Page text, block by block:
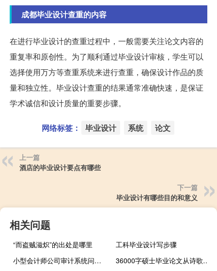
成都毕业设计查重的内容
在进行毕业设计的查重过程中，一般需要关注论文内容的
重复率和原创性。为了顺利通过毕业设计审核，学生可以
选择使用万方等查重系统来进行查重，确保设计作品的质
量和独立性。毕业设计查重的结果通常准确快速，是保证
学术诚信和设计质量的重要步骤。
网络标签： 毕业设计 系统 论文
上一篇
酒店的毕业设计要点有哪些
下一篇
毕业设计有哪些目的和意义
相关问题
“而盗贼滋炽”的出处是哪里
工科毕业设计写步骤
小型会计师公司审计系统问题探析,我想问一下为什么会计师事务所不使用审计软件。
36000字硕士毕业论文从诗歌鉴赏考试看中学诗歌教学